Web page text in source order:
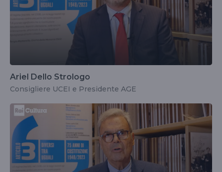
Ariel Dello Strologo
Consigliere UCEI e Presidente AGE